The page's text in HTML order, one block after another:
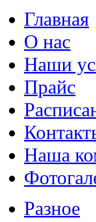
Главная
О нас
Наши
Прайс
Наша
Разное